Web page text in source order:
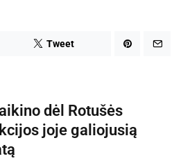
Tweet
dėl Rotušės
joje galiojusią